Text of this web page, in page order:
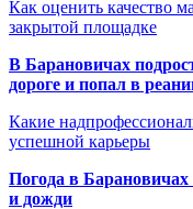
Как оценить качество
закрытой площадке
В Барановичах
дороге и попал в
Какие
успешной карьеры
Погода в
и дожди